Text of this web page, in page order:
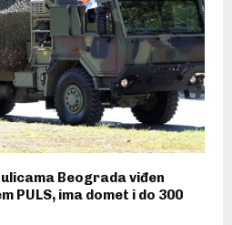
Beograda viđen
PULS, ima domet i do 300